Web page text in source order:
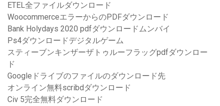
ETEL全ファイルダウンロード
WoocommerceエラーからのPDFダウンロード
Bank Holydays 2020 pdfダウンロードムンバイ
Ps4ダウンロードデジタルゲーム
スティーブンキンザーザトゥルーフラッグpdfダウンロー
ド
Googleドライブのファイルのダウンロード先
オンライン無料scribdダウンロード
Civ 5完全無料ダウンロード